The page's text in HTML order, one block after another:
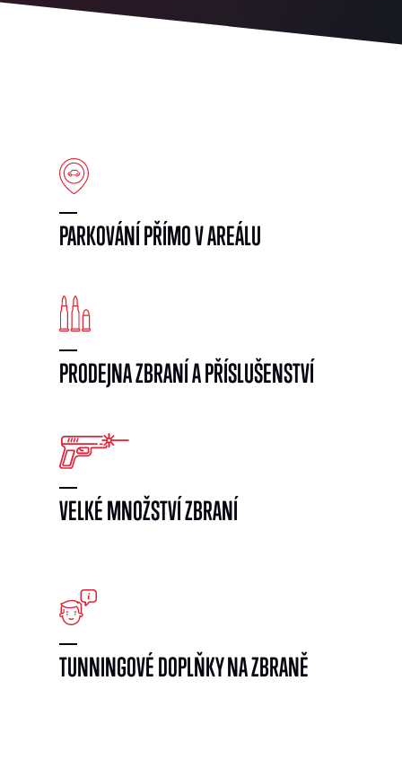
PARKOVÁNÍ PŘÍMO V AREÁLU
PRODEJNA ZBRANÍ A PŘÍSLUŠENSTVÍ
VELKÉ MNOŽSTVÍ ZBRANÍ
TUNNINGOVÉ DOPLŇKY NA ZBRANĚ